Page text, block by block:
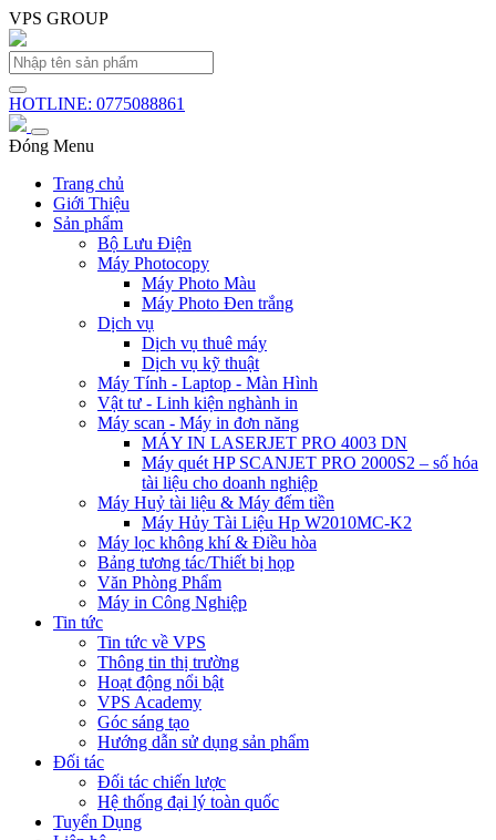
VPS GROUP
HOTLINE: 0775088861
Đóng Menu
Trang chủ
Giới Thiệu
Sản phẩm
Bộ Lưu Điện
Máy Photocopy
Máy Photo Màu
Máy Photo Đen trắng
Dịch vụ
Dịch vụ thuê máy
Dịch vụ kỹ thuật
Máy Tính - Laptop - Màn Hình
Vật tư - Linh kiện nghành in
Máy scan - Máy in đơn năng
MÁY IN LASERJET PRO 4003 DN
Máy quét HP SCANJET PRO 2000S2 – số hóa
tài liệu cho doanh nghiệp
Máy Huỷ tài liệu & Máy đếm tiền
Máy Hủy Tài Liệu Hp W2010MC-K2
Máy lọc không khí & Điều hòa
Bảng tương tác/Thiết bị họp
Văn Phòng Phẩm
Máy in Công Nghiệp
Tin tức
Tin tức về VPS
Thông tin thị trường
Hoạt động nổi bật
VPS Academy
Góc sáng tạo
Hướng dẫn sử dụng sản phẩm
Đối tác
Đối tác chiến lược
Hệ thống đại lý toàn quốc
Tuyển Dụng